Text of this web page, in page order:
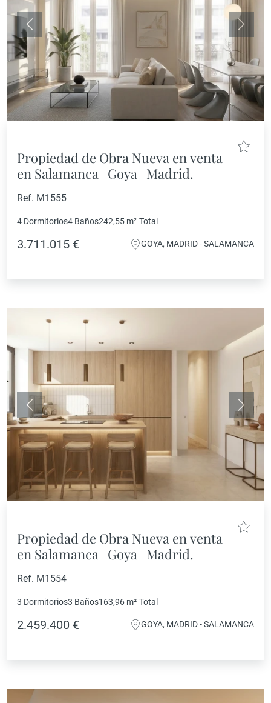
Anterior
Propiedad de Obra Nueva en venta
en Salamanca | Goya | Madrid.
Ref. M1555
4 Dormitorios4 Baños242,55 m² Total
3.711.015 € GOYA, MADRID - SALAMANCA
Anterior
Propiedad de Obra Nueva en venta
en Salamanca | Goya | Madrid.
Ref. M1554
3 Dormitorios3 Baños163,96 m² Total
2.459.400 € GOYA, MADRID - SALAMANCA